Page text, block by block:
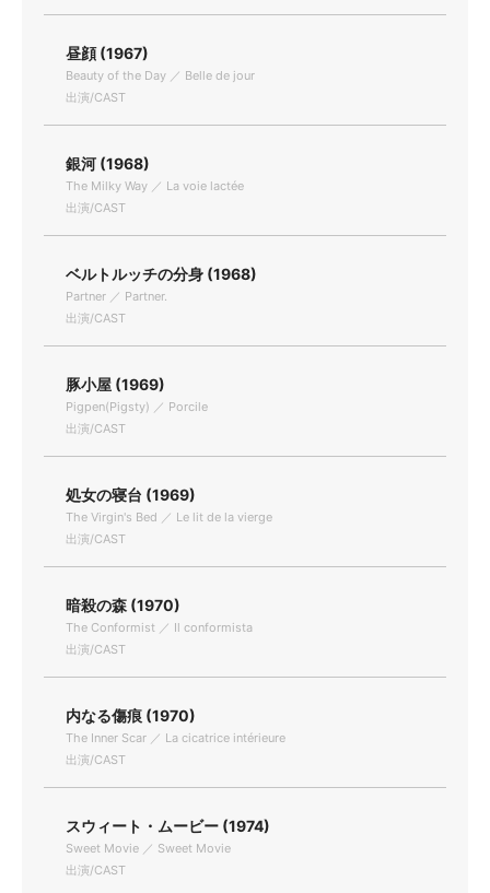
昼顔 (1967)
Beauty of the Day ／ Belle de jour
出演/CAST
銀河 (1968)
The Milky Way ／ La voie lactée
出演/CAST
ベルトルッチの分身 (1968)
Partner ／ Partner.
出演/CAST
豚小屋 (1969)
Pigpen(Pigsty) ／ Porcile
出演/CAST
処女の寝台 (1969)
The Virgin's Bed ／ Le lit de la vierge
出演/CAST
暗殺の森 (1970)
The Conformist ／ Il conformista
出演/CAST
内なる傷痕 (1970)
The Inner Scar ／ La cicatrice intérieure
出演/CAST
スウィート・ムービー (1974)
Sweet Movie ／ Sweet Movie
出演/CAST